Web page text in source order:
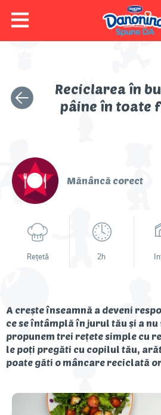
≡
menu
Video
Activități
Idei & sfaturi
Activitatea
anterioară
Reciclarea în
pâine în toate
Mănâncă corect
Rețetă 2h
A crește înseamnă a deveni
ce se întâmplă în jurul tău și a
propunem trei rețete simple cu
le poți pregăti cu copilul tău,
poate găti o mâncare reciclată